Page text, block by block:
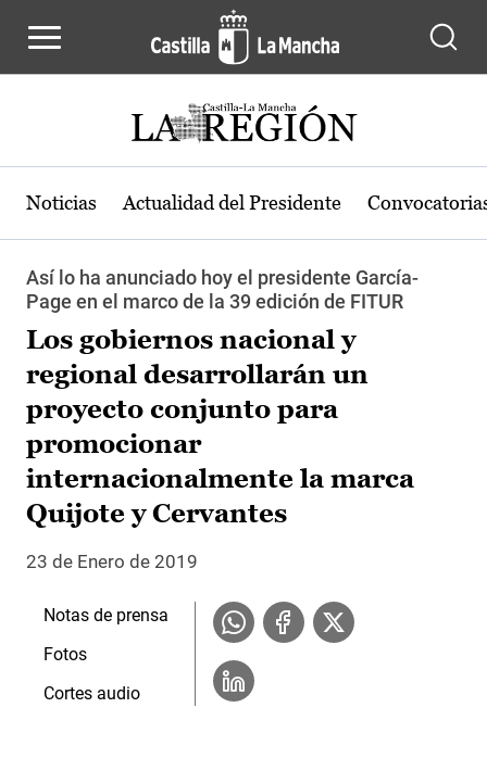
Noticias Actualidad del Presidente
Así lo ha anunciado hoy el presidente García-
Page en el marco de la 39 edición de FITUR
Los gobiernos nacional y
regional desarrollarán un
proyecto conjunto para
promocionar
internacionalmente la marca
Quijote y Cervantes
23 de Enero de 2019
Notas de prensa
Fotos
Cortes audio